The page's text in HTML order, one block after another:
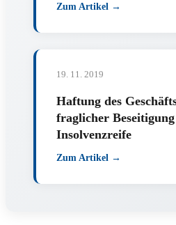
Zum Artikel →
19. 11. 2019
Haftung des
fraglicher
Insolvenzreife
Zum Artikel →